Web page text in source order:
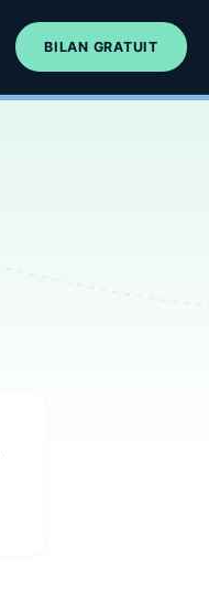
BILAN GRATUIT